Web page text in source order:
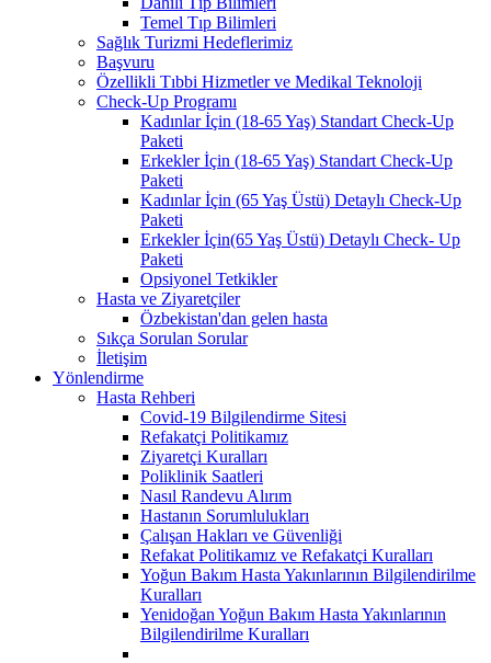
Temel Tıp Bilimleri
Sağlık Turizmi Hedeflerimiz
Başvuru
Özellikli Tıbbi Hizmetler ve Medikal Teknoloji
Check-Up Programı
Kadınlar İçin (18-65 Yaş) Standart Check-Up
Paketi
Erkekler İçin (18-65 Yaş) Standart Check-Up
Paketi
Kadınlar İçin (65 Yaş Üstü) Detaylı Check-Up
Paketi
Erkekler İçin(65 Yaş Üstü) Detaylı Check- Up
Paketi
Opsiyonel Tetkikler
Hasta ve Ziyaretçiler
Özbekistan'dan gelen hasta
Sıkça Sorulan Sorular
İletişim
Yönlendirme
Hasta Rehberi
Covid-19 Bilgilendirme Sitesi
Refakatçi Politikamız
Ziyaretçi Kuralları
Poliklinik Saatleri
Nasıl Randevu Alırım
Hastanın Sorumlulukları
Çalışan Hakları ve Güvenliği
Refakat Politikamız ve Refakatçi Kuralları
Yoğun Bakım Hasta Yakınlarının Bilgilendirilme
Kuralları
Yenidoğan Yoğun Bakım Hasta Yakınlarının
Bilgilendirilme Kuralları